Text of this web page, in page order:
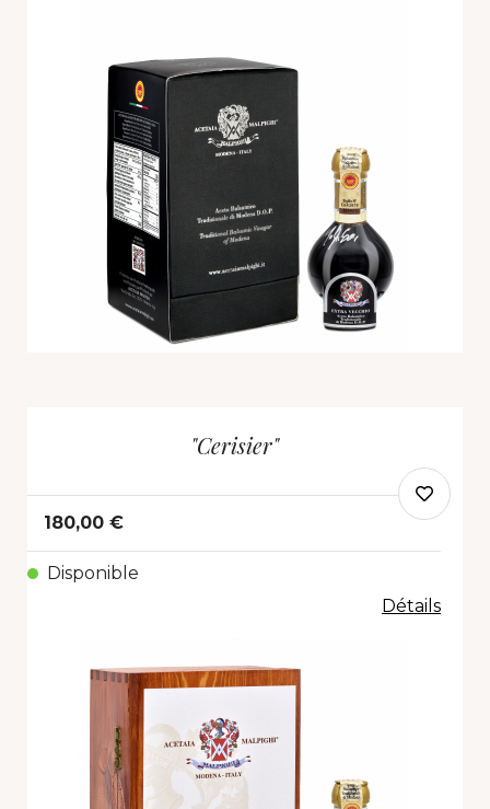
"Cerisier"
180,00 €
Disponible
Détails